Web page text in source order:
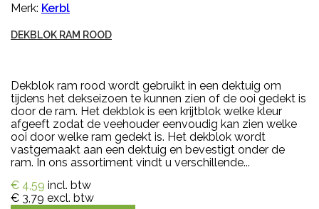
Merk: Kerbl
DEKBLOK RAM ROOD
Dekblok ram rood wordt gebruikt in een dektuig om
tijdens het dekseizoen te kunnen zien of de ooi gedekt is
door de ram. Het dekblok is een krijtblok welke kleur
afgeeft zodat de veehouder eenvoudig kan zien welke
ooi door welke ram gedekt is. Het dekblok wordt
vastgemaakt aan een dektuig en bevestigt onder de
ram. In ons assortiment vindt u verschillende...
€ 4,59 incl. btw
€ 3,79 excl. btw